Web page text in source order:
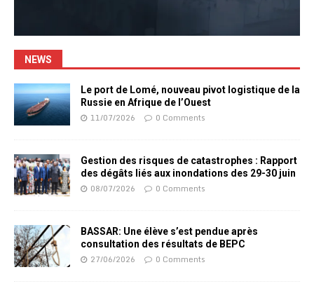
NEWS
Le port de Lomé, nouveau pivot logistique de la
Russie en Afrique de l’Ouest
11/07/2026 0 Comments
Gestion des risques de catastrophes : Rapport
des dégâts liés aux inondations des 29-30 juin
08/07/2026 0 Comments
BASSAR: Une élève s’est pendue après
consultation des résultats de BEPC
27/06/2026 0 Comments